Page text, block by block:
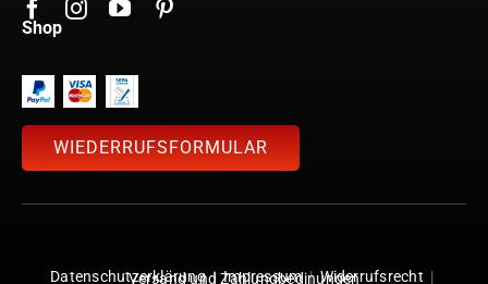
Shop
WIEDERRUFSFORMULAR
Datenschutzerklärung|Impressum|Widerrufsrecht |
Versand und Zahlungbedinungen